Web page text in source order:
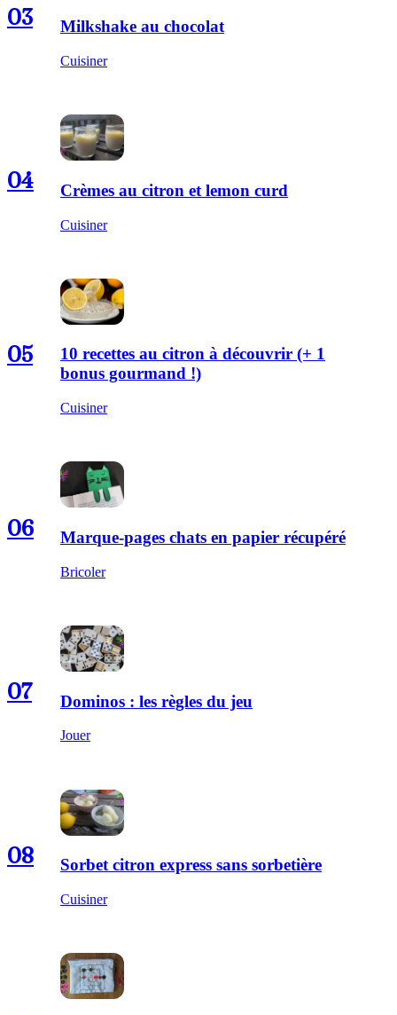
03 Milkshake au chocolat
Cuisiner
04 Crèmes au citron et lemon curd
Cuisiner
05
10 recettes au citron à découvrir (+ 1
bonus gourmand !)
Cuisiner
06 Marque-pages chats en papier récupéré
Bricoler
07 Dominos : les règles du jeu
Jouer
08 Sorbet citron express sans sorbetière
Cuisiner